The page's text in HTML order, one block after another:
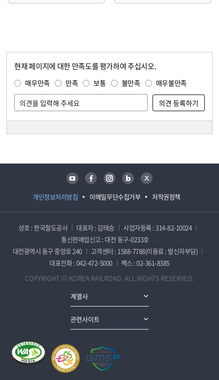
현재 페이지에 대한 만족도를 평가하여 주십시오.
매우만족 만족 보통 불만족 매우불만족
개인정보처리방침 이메일무단수집거부 저작권정책
유튜브 페이스북 인스타그램 블로그 트위터
상호 : 한국철도공사 대표자 : 김태승
사업자등록 : 314-82-10024
통신판매업신고 : 대전 동구-0233호
대전광역시 동구 중앙로 240
고객센터 : 1588-7788(이용료 : 발신자부담)
대표전화 : 042-472-5000
팩스 : 02-361-8385
COPYRIGHT ⓒ KOREA RAILROAD. ALL RIGHTS RESERVED.
계열사
관련사이트